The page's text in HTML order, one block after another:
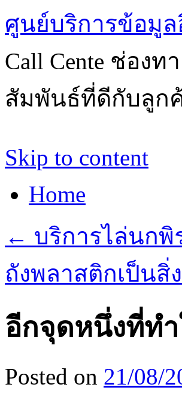
ศูนย์บริการข้อมูล
Call Cente ช่อง
สัมพันธ์ที่ดีกับลูก
Skip to content
Home
← บริการไล่นกพิ
ถังพลาสติกเป็นสิ่
อีกจุดหนึ่งที่ทำ
Posted on 21/08/